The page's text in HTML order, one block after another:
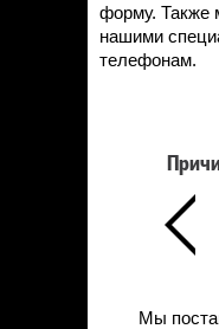
форму. Также
нашими
телефонам.
Мы